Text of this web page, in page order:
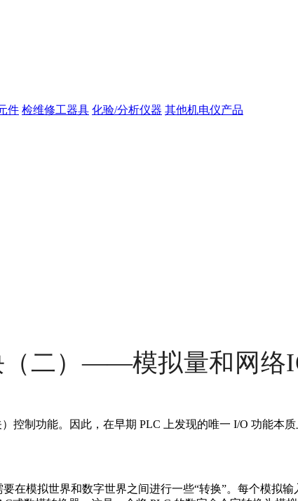
件 检维修工器具 化验/分析仪器 其他机电仪产品
二）——模拟量和网络
制功能。因此，在早期 PLC 上发现的唯一 I/O 功能本
在模拟世界和数字世界之间进行一些“转换”。每个模拟